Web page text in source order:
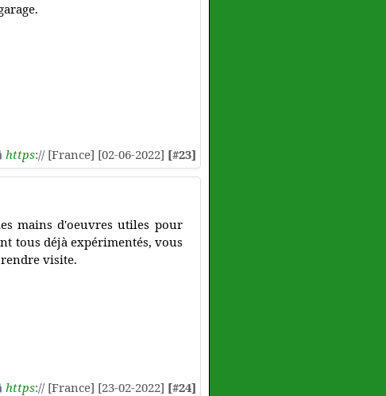
https:// [France] [02-06-2022] [#23]
mains d'oeuvres utiles pour
tous déjà expérimentés, vous
visite.
https:// [France] [23-02-2022] [#24]